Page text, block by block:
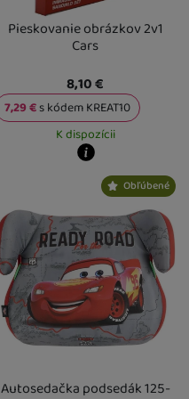
Pieskovanie obrázkov 2v1
Cars
8,10€
7,29€s kódemKREAT10
K dispozícii
Kdy zboží dostanete?
Osobný odber vo výdajnom mieste
U Vás doma
Obľúbené
Autosedačka podsedák 125-